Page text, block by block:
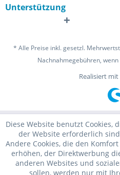
Unterstützung
* Alle Preise inkl. gesetzl.
Nachnahmegebühren,
Realisiert
Diese Website benutzt Cookies,
der Website erforderlich
Andere Cookies, die den
erhöhen, der Direktwerbung
anderen Websites und
sollen, werden nur mit